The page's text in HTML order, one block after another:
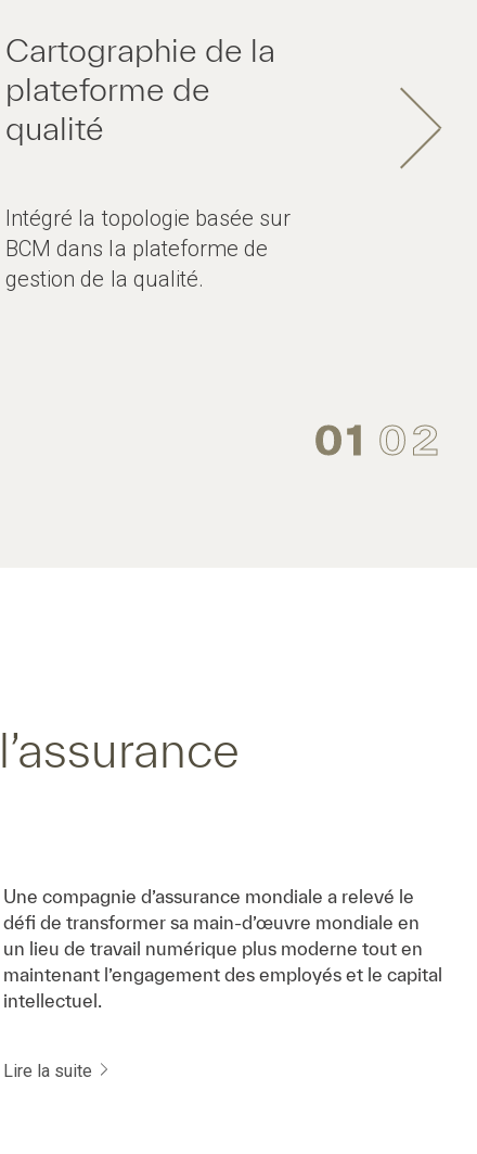
Cartographie de la
plateforme de
qualité
Intégré la topologie basée sur
BCM dans la plateforme de
gestion de la qualité.
01 02
Une compagnie d’assurance mondiale a relevé le
défi de transformer sa main-d’œuvre mondiale en
un lieu de travail numérique plus moderne tout en
maintenant l’engagement des employés et le capital
intellectuel.
Lire la suite